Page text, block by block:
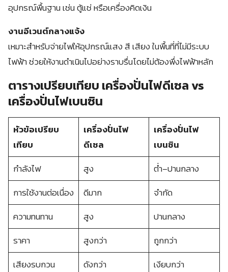
อุปกรณ์พื้นฐาน เช่น ตู้แช่ หรือเครื่องคิดเงิน
งานอีเวนต์กลางแจ้ง
เหมาะสำหรับจ่ายไฟให้อุปกรณ์แสง สี เสียง ในพื้นที่ที่ไม่มีระบบ
ไฟฟ้า ช่วยให้งานดำเนินไปอย่างราบรื่นโดยไม่ต้องพึ่งไฟฟ้าหลัก
ตารางเปรียบเทียบ เครื่องปั่นไฟดีเซล vs
เครื่องปั่นไฟเบนซิน
หัวข้อเปรียบ
เทียบ
เครื่องปั่นไฟ
ดีเซล
เครื่องปั่นไฟ
เบนซิน
กำลังไฟ
สูง
ต่ำ–ปานกลาง
การใช้งานต่อเนื่อง
ดีมาก
จำกัด
ความทนทาน
สูง
ปานกลาง
ราคา
สูงกว่า
ถูกกว่า
เสียงรบกวน
ดังกว่า
เงียบกว่า